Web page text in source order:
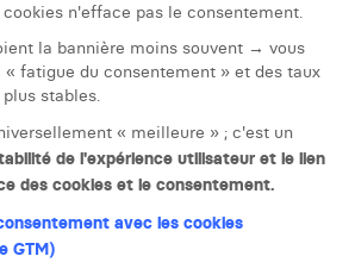
n'efface pas le consentement.
la bannière moins souvent → vous
« fatigue du consentement » et des taux
stables.
« meilleure » ; c'est un
de l'expérience utilisateur et le lien
des cookies et le consentement.
avec les cookies
GTM)